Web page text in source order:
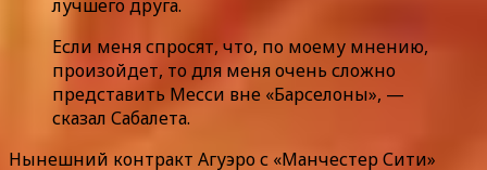
лучшего друга.
Если меня спросят, что, по моему мнению,
произойдет, то для меня очень сложно
представить Месси вне «Барселоны», —
сказал Сабалета.
Нынешний контракт Агуэро с «Манчестер Сити»